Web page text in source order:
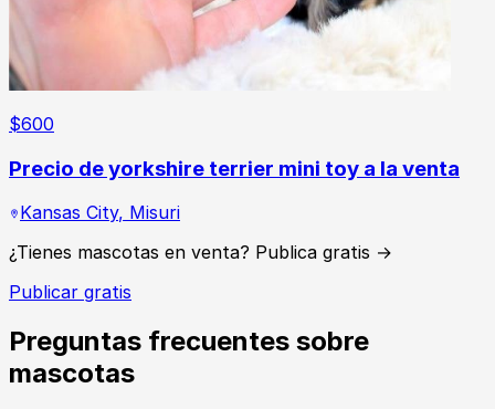
$600
Precio de yorkshire terrier mini toy a la venta
Kansas City, Misuri
¿Tienes mascotas en venta? Publica gratis →
Publicar gratis
Preguntas frecuentes sobre
mascotas